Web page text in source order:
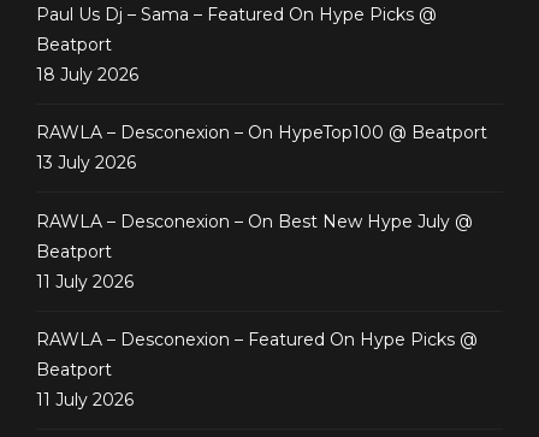
Paul Us Dj – Sama – Featured On Hype Picks @
Beatport
18 July 2026
RAWLA – Desconexion – On HypeTop100 @ Beatport
13 July 2026
RAWLA – Desconexion – On Best New Hype July @
Beatport
11 July 2026
RAWLA – Desconexion – Featured On Hype Picks @
Beatport
11 July 2026